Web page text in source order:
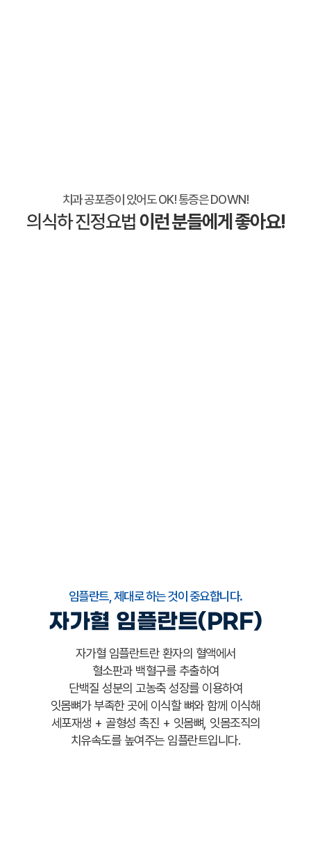
치과 공포증이 있어도 OK! 통증은 DOWN!
의식하 진정요법이런 분들에게 좋아요!
임플란트, 제대로 하는 것이 중요합니다.
자가혈 임플란트(PRF)
자가혈 임플란트란 환자의 혈액에서
혈소판과 백혈구를 추출하여
단백질 성분의 고농축 성장를 이용하여
잇몸뼈가 부족한 곳에 이식할 뼈와 함께 이식해
세포재생 + 골형성 촉진 + 잇몸뼈, 잇몸조직의
치유속도를 높여주는 임플란트입니다.